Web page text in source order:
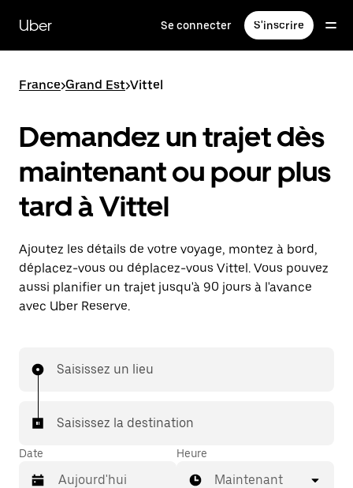
contenu
principal
Uber Se connecter S'inscrire
France>Grand Est>Vittel
Demandez un trajet dès
maintenant ou pour plus
tard à Vittel
Ajoutez les détails de votre voyage, montez à bord,
déplacez-vous ou déplacez-vous Vittel. Vous pouvez
aussi planifier un trajet jusqu'à 90 jours à l'avance
avec Uber Reserve.
Saisissez un lieu
Saisissez la destination
Date Heure
Maintenant